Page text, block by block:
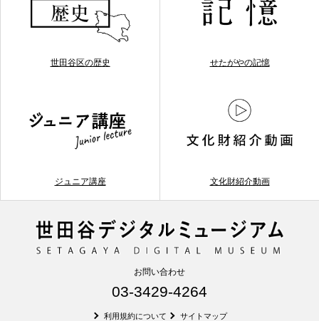
世田谷区の歴史 せたがやの記憶
ジュニア講座 文化財紹介動画
お問い合わせ
03-3429-4264
利用規約について サイトマップ